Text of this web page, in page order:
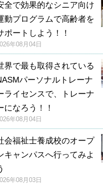
全で効果的なシニア向け
動プログラムで高齢者を
ポートしよう！！
年08月04日
界で最も取得されている
パーソナルトレーナ
ライセンスで、トレーナ
になろう！！
年08月04日
会福祉士養成校のオープ
キャンパスへ行ってみよ
年08月03日